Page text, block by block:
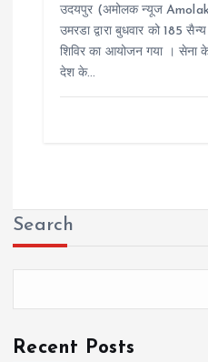
उदयपुर (अमोलक न्यूज
उमरडा द्वारा बुधवार को 185
शिविर का आयोजन गया । सेना
देश के…
Search
Recent Posts